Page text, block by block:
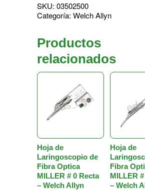
SKU: 03502500
Categoría: Welch Allyn
Productos
relacionados
Hoja de
Laringoscopio de
Fibra Optica
MILLER # 0 Recta
– Welch Allyn
Hoja de
Fibra
MILLER
– Welch